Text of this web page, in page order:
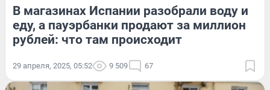
В магазинах Испании разобрали воду и
еду, а пауэрбанки продают за миллион
рублей: что там происходит
29 апреля, 2025, 05:52 9 509 67